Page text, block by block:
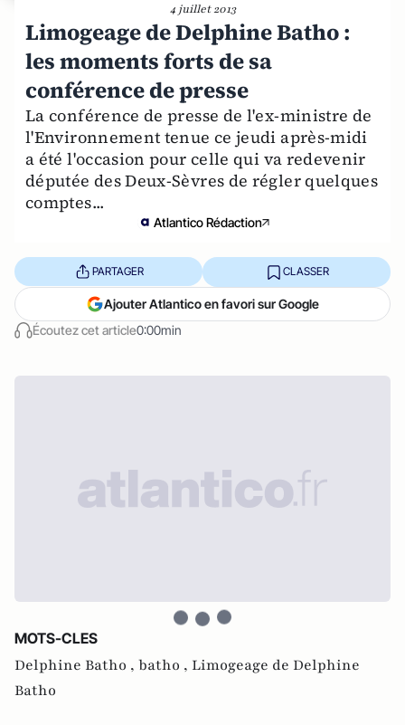
4 juillet 2013
Limogeage de Delphine Batho :
les moments forts de sa
conférence de presse
La conférence de presse de l'ex-ministre de
l'Environnement tenue ce jeudi après-midi
a été l'occasion pour celle qui va redevenir
députée des Deux-Sèvres de régler quelques
comptes...
Atlantico Rédaction
Écoutez cet article0:00min
PARTAGER CLASSER
Ajouter Atlantico en favori sur Google
MOTS-CLES
Delphine Batho , batho , Limogeage de Delphine
Batho